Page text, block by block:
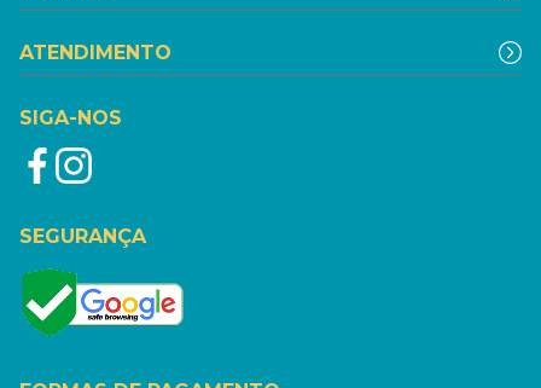
ATENDIMENTO
SIGA-NOS
SEGURANÇA